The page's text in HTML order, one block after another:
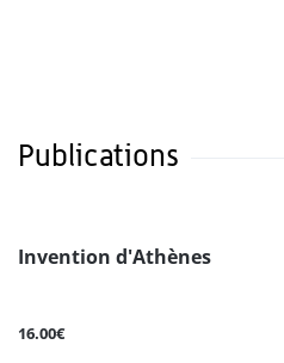
Publications
Invention d'Athènes
16.00€